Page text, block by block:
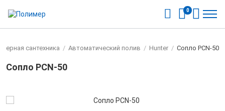
0
сантехника / Автоматический полив / Hunter / Сопло PCN-50
Сопло PCN-50